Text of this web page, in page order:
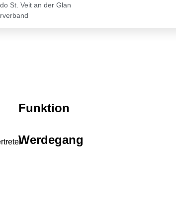
St. Veit an der Glan
Funktion
Werdegang